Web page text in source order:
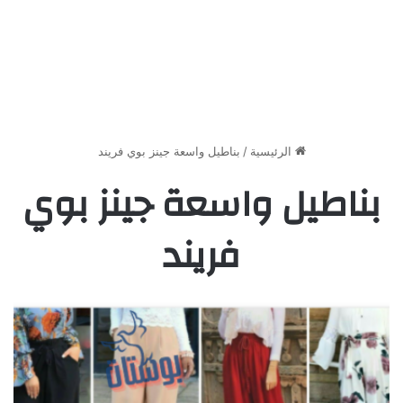
الرئيسية / بناطيل واسعة جينز بوي فريند
بناطيل واسعة جينز بوي
فريند